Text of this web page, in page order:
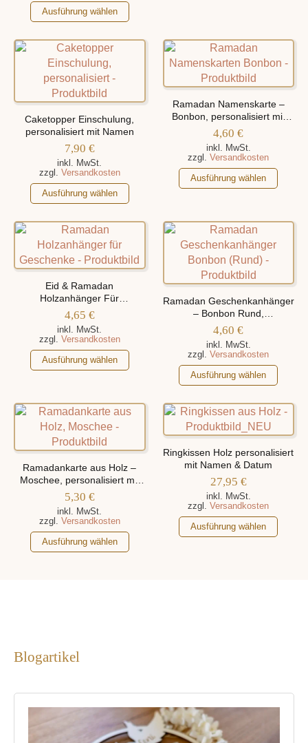
werden
Ausführung wählen
Dieses
Produkt
weist
mehrere
Varianten
auf.
Die
Optionen
können
Produktseite
gewählt
werden
Varianten
Die
Optionen
können
auf
Produktseite
gewählt
werden
Caketopper Einschulung,
personalisiert mit Namen
7,90 €
inkl. MwSt.
zzgl. Versandkosten
Ausführung wählen
Dieses
Produkt
weist
mehrere
Varianten
auf.
Die
Optionen
der
Produktseite
gewählt
Ramadan Namenskarte –
Bonbon, personalisiert mit
Namen
4,60€
inkl. MwSt.
zzgl.Versandkosten
Ausführung wählen
Dieses
Produkt
mehrere
Varianten
auf.
Die
Optionen
können
auf
Produktseite
gewählt
werden
Eid & Ramadan
Holzanhänger Für
Geschenke, Personalisiert Mit
Namen
4,65 €
inkl. MwSt.
zzgl. Versandkosten
Ausführung wählen
Dieses
Produkt
mehrere
Varianten
auf.
Die
Optionen
können
Produktseite
gewählt
werden
Ramadan Geschenkanhänger
– Bonbon Rund,
personalisiert mit Namen
4,60€
inkl. MwSt.
zzgl.Versandkosten
Ausführung wählen
Dieses
Produkt
weist
mehrere
Varianten
auf.
Die
Optionen
können
auf
der
Produktseite
Ramadankarte aus Holz –
Moschee, personalisiert mit
Namen
5,30 €
inkl. MwSt.
zzgl. Versandkosten
Ausführung wählen
Dieses
Produkt
können
der
Produktseite
gewählt
Ringkissen Holz personalisiert
mit Namen & Datum
27,95 €
inkl. MwSt.
zzgl.Versandkosten
Ausführung wählen
Dieses
Produkt
Produktseite
gewählt
werden
Blogartikel